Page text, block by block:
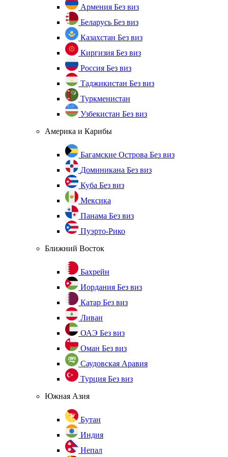
Армения Без виз
Беларусь Без виз
Казахстан Без виз
Киргизия Без виз
Россия Без виз
Таджикистан Без виз
Туркменистан
Узбекистан Без виз
Америка и Карибы
Багамские Острова Без виз
Доминикана Без виз
Куба Без виз
Мексика
Панама Без виз
Пуэрто-Рико
Ближний Восток
Бахрейн
Иордания Без виз
Катар Без виз
Ливан
ОАЭ Без виз
Оман Без виз
Саудовская Аравия
Турция Без виз
Южная Азия
Бутан
Индия
Непал